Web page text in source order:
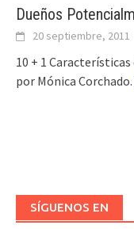
Dueños
20 septiembre, 2011
10 + 1
por Mónica Corchado.
SÍGUENOS EN